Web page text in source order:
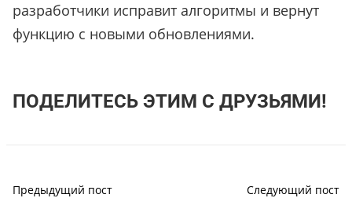
разработчики исправит алгоритмы и вернут
функцию с новыми обновлениями.
ПОДЕЛИТЕСЬ ЭТИМ С ДРУЗЬЯМИ!
Предыдущий пост Следующий пост